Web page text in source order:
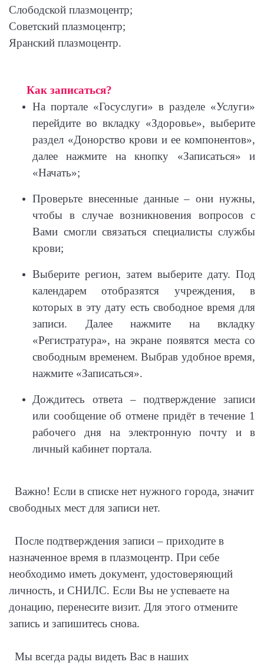
Слободской плазмоцентр;
Советский плазмоцентр;
Яранский плазмоцентр.
Как записаться?
На портале «Госуслуги» в разделе «Услуги»
перейдите во вкладку «Здоровье», выберите
раздел «Донорство крови и ее компонентов»,
далее нажмите на кнопку «Записаться» и
«Начать»;
Проверьте внесенные данные – они нужны,
чтобы в случае возникновения вопросов с
Вами смогли связаться специалисты службы
крови;
Выберите регион, затем выберите дату. Под
календарем отобразятся учреждения, в
которых в эту дату есть свободное время для
записи. Далее нажмите на вкладку
«Регистратура», на экране появятся места со
свободным временем. Выбрав удобное время,
нажмите «Записаться».
Дождитесь ответа – подтверждение записи
или сообщение об отмене придёт в течение 1
рабочего дня на электронную почту и в
личный кабинет портала.
Важно! Если в списке нет нужного города, значит
свободных мест для записи нет.
После подтверждения записи – приходите в
назначенное время в плазмоцентр. При себе
необходимо иметь документ, удостоверяющий
личность, и СНИЛС. Если Вы не успеваете на
донацию, перенесите визит. Для этого отмените
запись и запишитесь снова.
Мы всегда рады видеть Вас в наших